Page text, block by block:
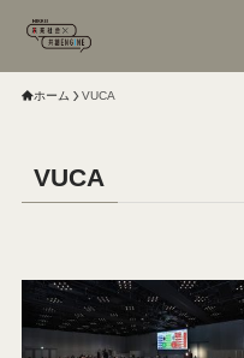
ホーム VUCA
VUCA